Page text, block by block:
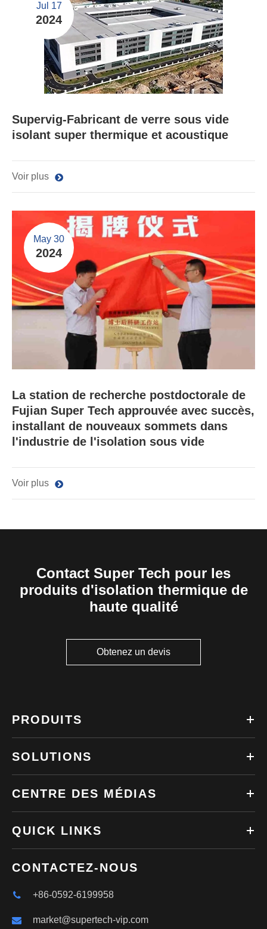
Jul 17
2024
Supervig-Fabricant de verre sous vide
isolant super thermique et acoustique
Voir plus
May 30
2024
La station de recherche postdoctorale de
Fujian Super Tech approuvée avec succès,
installant de nouveaux sommets dans
l'industrie de l'isolation sous vide
Voir plus
Contact Super Tech pour les
produits d'isolation thermique de
haute qualité
Obtenez un devis
PRODUITS
SOLUTIONS
CENTRE DES MÉDIAS
QUICK LINKS
CONTACTEZ-NOUS
+86-0592-6199958
market@supertech-vip.com